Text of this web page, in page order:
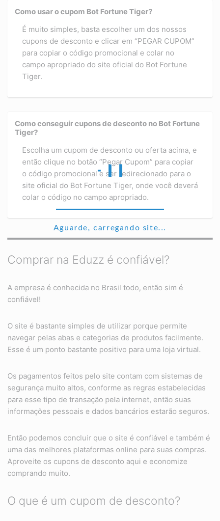
Aguarde, carregando site...
Como usar o cupom Bot Fortune Tiger?
É muito simples, basta escolher um dos nossos
cupons de desconto e clicar em “PEGAR CUPOM”
para copiar o código promocional e colar no
campo apropriado do site oficial do Bot Fortune
Tiger.
Como conseguir cupons de desconto no Bot Fortune
Tiger?
Escolha um cupom de desconto ou oferta acima, e
então clique no botão “Pegar Cupom” para copiar
o código promocional e ser redirecionado para o
site oficial do Bot Fortune Tiger, onde você deverá
colar o código no campo apropriado.
Comprar na Eduzz é confiável?
A empresa é conhecida no Brasil todo, então sim é
confiável!
O site é bastante simples de utilizar porque permite
navegar pelas abas e categorias de produtos facilmente.
Esse é um ponto bastante positivo para uma loja virtual.
Os pagamentos feitos pelo site contam com sistemas de
segurança muito altos, conforme as regras estabelecidas
para esse tipo de transação pela internet, então suas
informações pessoais e dados bancários estarão seguros.
Então podemos concluir que o site é confiável e também é
uma das melhores plataformas online para suas compras.
Aproveite os cupons de desconto aqui e economize
comprando muito.
O que é um cupom de desconto?